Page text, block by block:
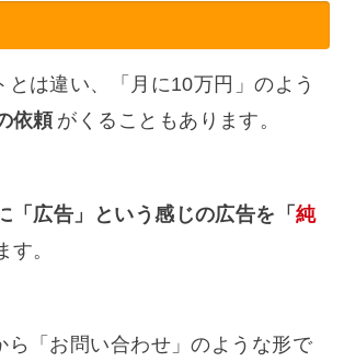
とは違い、「月に10万円」のよう
依頼 がくることもあります。
「広告」という感じの広告を「純
す。
ら「お問い合わせ」のような形で